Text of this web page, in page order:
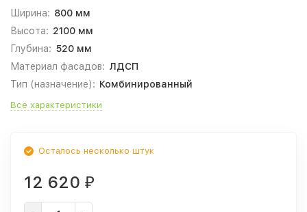
Ширина: 800 мм
Высота: 2100 мм
Глубина: 520 мм
Материал фасадов: ЛДСП
Тип (назначение): Комбинированный
Все характеристики
Осталось несколько штук
12 620 ₽